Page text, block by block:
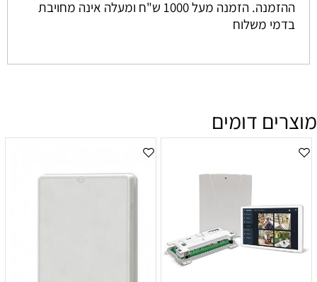
ההזמנה. הזמנה מעל 1000 ש"ח ומעלה אינה מחויבת
בדמי משלוח
מוצרים דומים